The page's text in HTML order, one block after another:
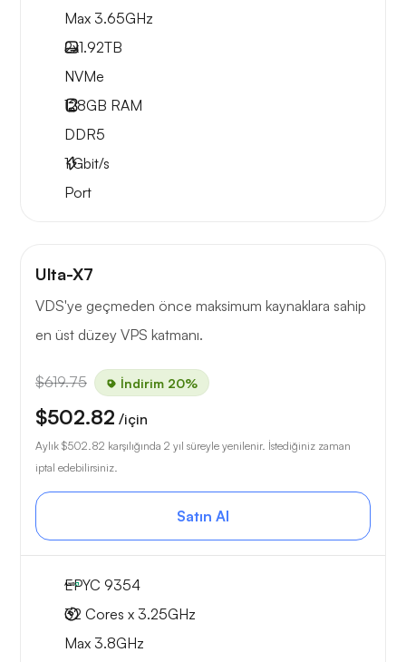
Max 3.65GHz
2x1.92TB
NVMe
128GB RAM
DDR5
1Gbit/s
Port
Ulta-X7
VDS'ye geçmeden önce maksimum kaynaklara sahip
en üst düzey VPS katmanı.
$619.75 İndirim 20%
$502.82 /için
Aylık $502.82 karşılığında 2 yıl süreyle yenilenir. İstediğiniz zaman
iptal edebilirsiniz.
Satın Al
EPYC 9354
32 Cores x 3.25GHz
Max 3.8GHz